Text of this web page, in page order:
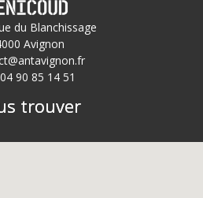
du Blanchissage
Avignon
90 85 14 51
trouver